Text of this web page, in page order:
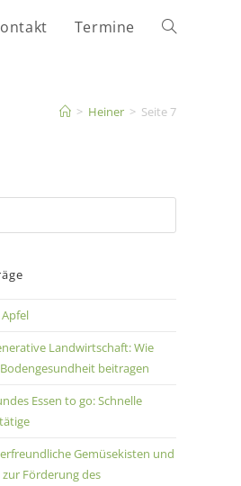
Termine
> Heiner > Seite 7
Landwirtschaft: Wie
beitragen
Essen to go: Schnelle
Gemüsekisten und
Förderung des